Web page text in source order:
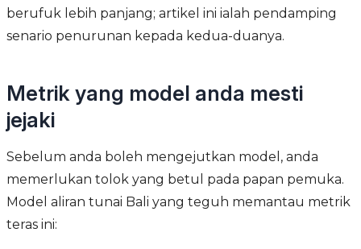
berufuk lebih panjang; artikel ini ialah pendamping
senario penurunan kepada kedua-duanya.
Metrik yang model anda mesti
jejaki
Sebelum anda boleh mengejutkan model, anda
memerlukan tolok yang betul pada papan pemuka.
Model aliran tunai Bali yang teguh memantau metrik
teras ini: